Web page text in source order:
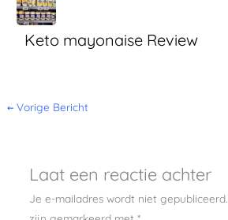
Keto mayonaise Review
← Vorige Bericht
Laat een reactie achter
Je e-mailadres wordt niet gepubliceerd.